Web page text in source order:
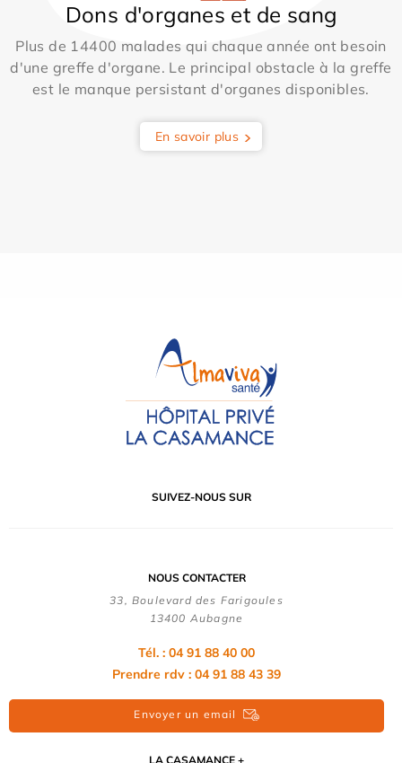
Dons d'organes et de sang
Plus de 14400 malades qui chaque année ont besoin
d'une greffe d'organe. Le principal obstacle à la greffe
est le manque persistant d'organes disponibles.
En savoir plus
SUIVEZ-NOUS SUR
NOUS CONTACTER
33, Boulevard des Farigoules
13400 Aubagne
Tél. : 04 91 88 40 00
Prendre rdv : 04 91 88 43 39
Envoyer un email
LA CASAMANCE